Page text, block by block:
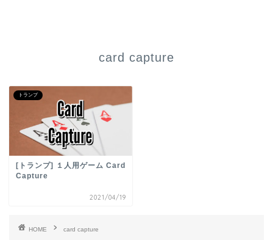
card capture
トランプ
[トランプ] １人用ゲーム Card
Capture
2021/04/19
HOME card capture